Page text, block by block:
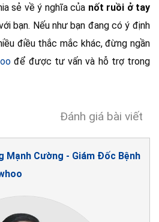
sẻ về ý nghĩa của nốt ruồi ở tay
bạn. Nếu như bạn đang có ý định
điều thắc mắc khác, đừng ngần
để được tư vấn và hỗ trợ trong
Đánh giá bài viết
Mạnh Cường - Giám Đốc Bệnh